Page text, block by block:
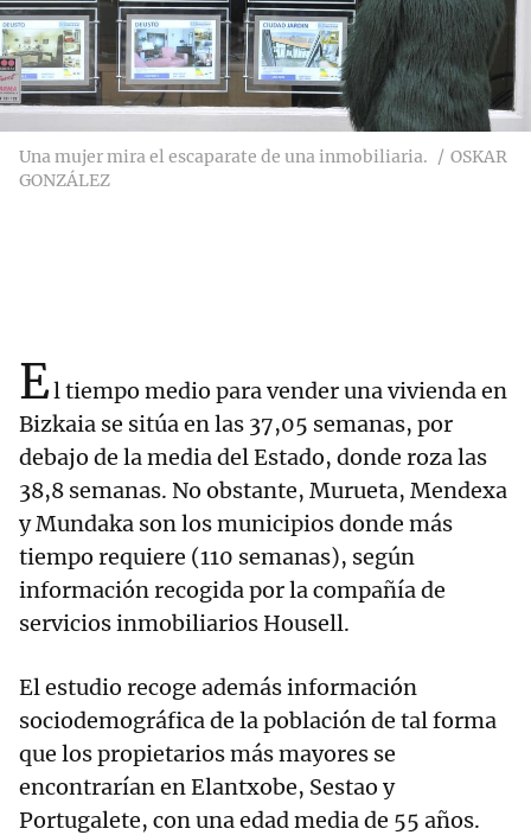
Una mujer mira el escaparate de una inmobiliaria.
OSKAR
GONZÁLEZ
El tiempo medio para vender una vivienda en
Bizkaia se sitúa en las 37,05 semanas, por
debajo de la media del Estado, donde roza las
38,8 semanas. No obstante, Murueta, Mendexa
y Mundaka son los municipios donde más
tiempo requiere (110 semanas), según
información recogida por la compañía de
servicios inmobiliarios Housell.
El estudio recoge además información
sociodemográfica de la población de tal forma
que los propietarios más mayores se
encontrarían en Elantxobe, Sestao y
Portugalete, con una edad media de 55 años.